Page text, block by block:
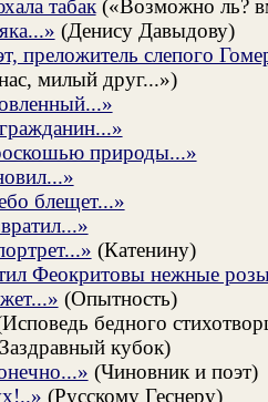
табак(«Возможно ль?
(Денису Давыдову)
преложитель слепого
милый друг...»)
природы...»
блещет...»
(Катенину)
Феокритовы нежные
(Опытность)
бедного
кубок)
(Чиновник и поэт)
(Русскому Геснеру)